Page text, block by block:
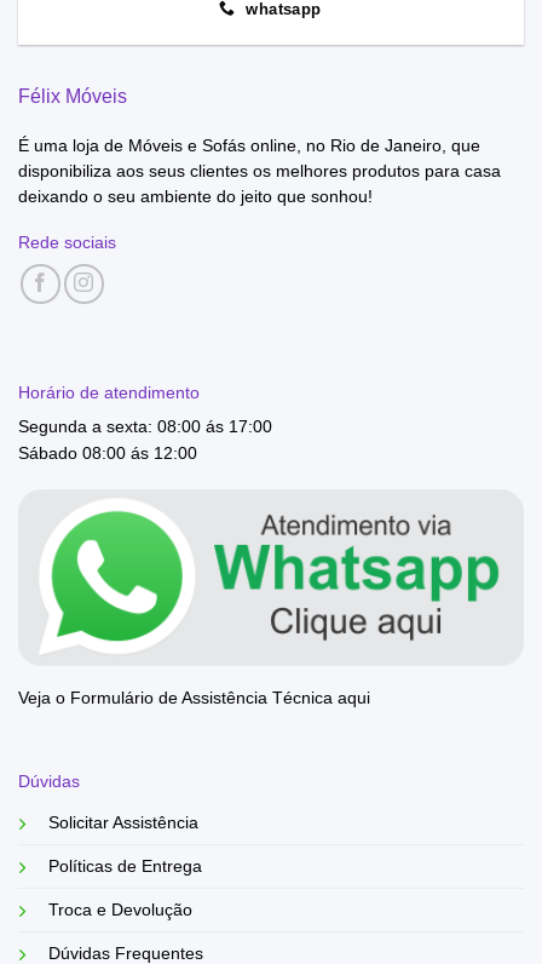
whatsapp
Félix Móveis
É uma loja de Móveis e Sofás online, no Rio de Janeiro, que
disponibiliza aos seus clientes os melhores produtos para casa
deixando o seu ambiente do jeito que sonhou!
Rede sociais
Horário de atendimento
Segunda a sexta: 08:00 ás 17:00
Sábado 08:00 ás 12:00
Veja o Formulário de Assistência Técnica aqui
Dúvidas
Solicitar Assistência
Políticas de Entrega
Troca e Devolução
Dúvidas Frequentes